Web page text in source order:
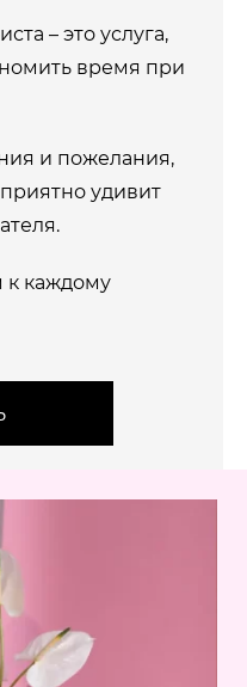
– это услуга,
время при
и пожелания,
удивит
к каждому